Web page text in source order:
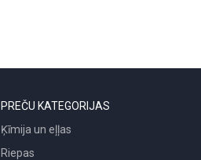
PREČU KATEGORIJAS
Ķīmija un eļļas
Riepas